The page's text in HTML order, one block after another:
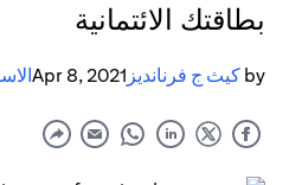
بطاقتك الائتمانية
by كيث ج فرنانديز Apr 8, 2021